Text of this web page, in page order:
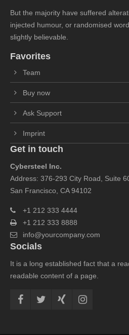
But the majority have suffered
injected humour, or randomised
slightly believable.
Favorites
Team
Buy now
Ask Support
Imprint
Get in touch
Cybersteel Inc.
Address: 376-293 City Road, Suite
San Francisco, CA 94102
+1 212 333 4444
+1 212 333 8888
info@yourcompany.com
Socials
It is a long established fact that a
readable content of a page.